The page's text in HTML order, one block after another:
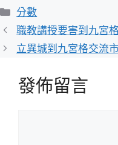
分
類
分數
職教講授要害到九宮
立異城到九宮格交流
發佈留言